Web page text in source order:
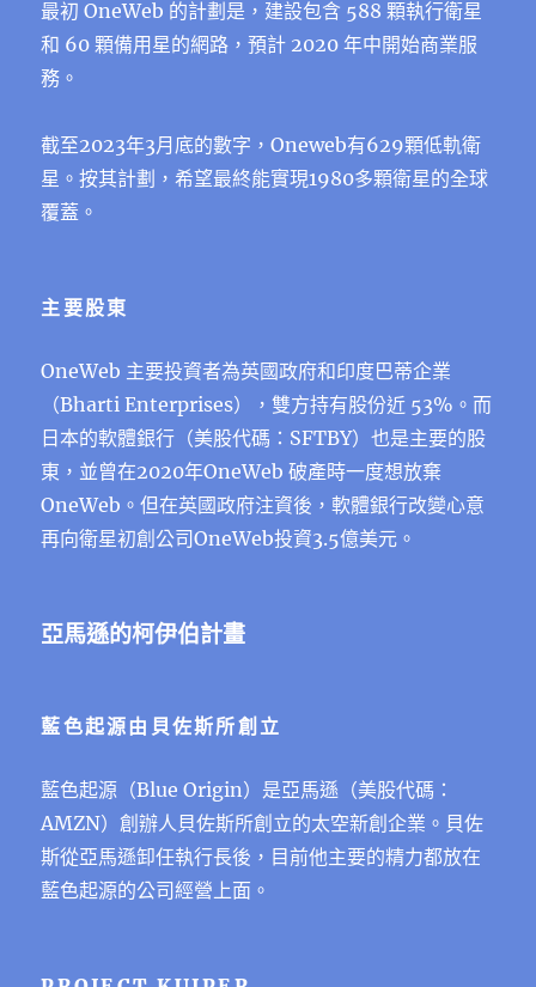
最初 OneWeb 的計劃是，建設包含 588 顆執⾏衛星
和 60 顆備⽤星的網路，預計 2020 年中開始商業服
務。
截至2023年3月底的數字，Oneweb有629顆低軌衛
星。按其計劃，希望最終能實現1980多顆衛星的全球
覆蓋。
主要股東
OneWeb 主要投資者為英國政府和印度巴蒂企業
（Bharti Enterprises），雙⽅持有股份近 53%。而
日本的軟體銀行（美股代碼：SFTBY）也是主要的股
東，並曾在2020年OneWeb 破產時一度想放棄
OneWeb。但在英國政府注資後，軟體銀行改變心意
再向衛星初創公司OneWeb投資3.5億美元。
亞馬遜的柯伊伯計畫
藍色起源由貝佐斯所創立
藍色起源（Blue Origin）是亞馬遜（美股代碼：
AMZN）創辦人貝佐斯所創立的太空新創企業。貝佐
斯從亞馬遜卸任執行長後，目前他主要的精力都放在
藍色起源的公司經營上面。